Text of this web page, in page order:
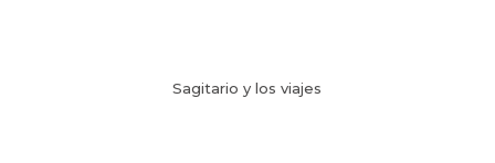
Sagitario y los viajes